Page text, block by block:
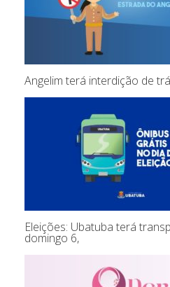
Angelim terá interdição de
Eleições: Ubatuba terá
domingo 6,